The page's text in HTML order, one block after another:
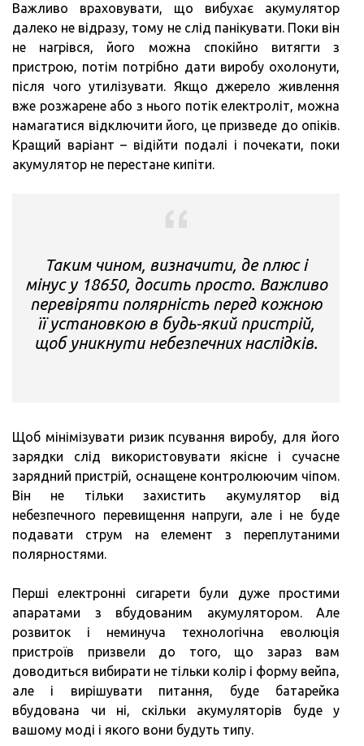
Важливо враховувати, що вибухає акумулятор
далеко не відразу, тому не слід панікувати. Поки він
не нагрівся, його можна спокійно витягти з
пристрою, потім потрібно дати виробу охолонути,
після чого утилізувати. Якщо джерело живлення
вже розжарене або з нього потік електроліт, можна
намагатися відключити його, це призведе до опіків.
Кращий варіант – відійти подалі і почекати, поки
акумулятор не перестане кипіти.
Таким чином, визначити, де плюс і
мінус у 18650, досить просто. Важливо
перевіряти полярність перед кожною
її установкою в будь-який пристрій,
щоб уникнути небезпечних наслідків.
Щоб мінімізувати ризик псування виробу, для його
зарядки слід використовувати якісне і сучасне
зарядний пристрій, оснащене контролюючим чіпом.
Він не тільки захистить акумулятор від
небезпечного перевищення напруги, але і не буде
подавати струм на елемент з переплутаними
полярностями.
Перші електронні сигарети були дуже простими
апаратами з вбудованим акумулятором. Але
розвиток і неминуча технологічна еволюція
пристроїв призвели до того, що зараз вам
доводиться вибирати не тільки колір і форму вейпа,
але і вирішувати питання, буде батарейка
вбудована чи ні, скільки акумуляторів буде у
вашому моді і якого вони будуть типу.